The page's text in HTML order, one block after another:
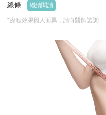
線條...
繼續閱讀
*療程效果因人而異，請向醫師諮詢